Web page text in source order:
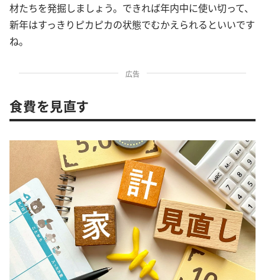
材たちを発掘しましょう。できれば年内中に使い切って、
新年はすっきりピカピカの状態でむかえられるといいです
ね。
広告
食費を見直す